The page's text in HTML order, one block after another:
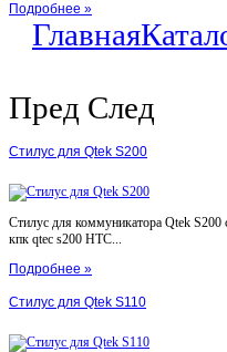
Подробнее »
Главная
Пред След
Стилус для Qtek S200
Стилус для коммуникатора Qtek S200
кпк qtec s200 HTC...
Подробнее »
Стилус для Qtek S110